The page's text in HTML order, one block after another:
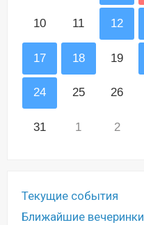
10 11 12
17 18 19
24 25 26
31 1 2
Текущие события
Ближайшие вечеринки